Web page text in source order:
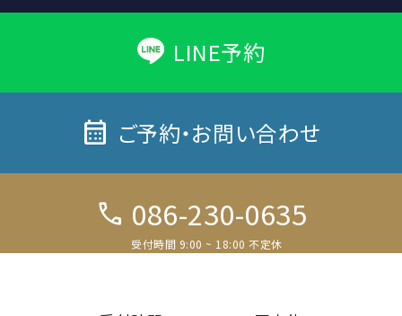
LINE予約
calendar_month ご予約・お問い合わせ
call 086-230-0635
受付時間 9:00 ~ 18:00 不定休